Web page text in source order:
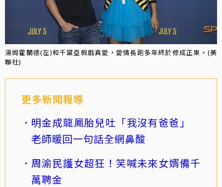
湯姆霍蘭德(左)和千黛亞假戲真愛，愛情長跑多年終於修成正果。(美
聯社)
更多新聞報導
明金成龍鳳胎兒吐「我沒有爸爸」
老師暖回一句話全網鼻酸
周渝民護女超狂！笑喊未來女婿備千
萬聘金